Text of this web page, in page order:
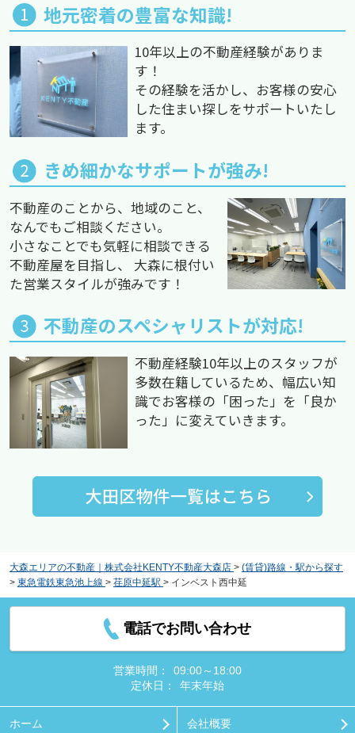
地元密着の豊富な知識!
10年以上の不動産経験がありま
す！
その経験を活かし、お客様の安心
した住まい探しをサポートいたし
ます。
きめ細かなサポートが強み!
不動産のことから、地域のこと、
なんでもご相談ください。
小さなことでも気軽に相談できる
不動産屋を目指し、 大森に根付い
た営業スタイルが強みです！
不動産のスペシャリストが対応!
不動産経験10年以上のスタッフが
多数在籍しているため、幅広い知
識でお客様の「困った」を「良か
った」に変えていきます。
大森エリアの不動産｜株式会社KENTY不動産大森店 > (賃貸)路線・駅から探す
> 東急電鉄東急池上線 > 荏原中延駅 > インベスト西中延
電話でお問い合わせ
営業時間：
09:00～18:00
定休日：
年末年始
ホーム 会社概要